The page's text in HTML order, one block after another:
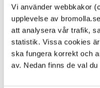
Vi använder webbkakor
upplevelse av
att analysera vår trafik,
statistik. Vissa cookies
ska fungera korrekt och
av. Nedan finns de val du
Alla platser